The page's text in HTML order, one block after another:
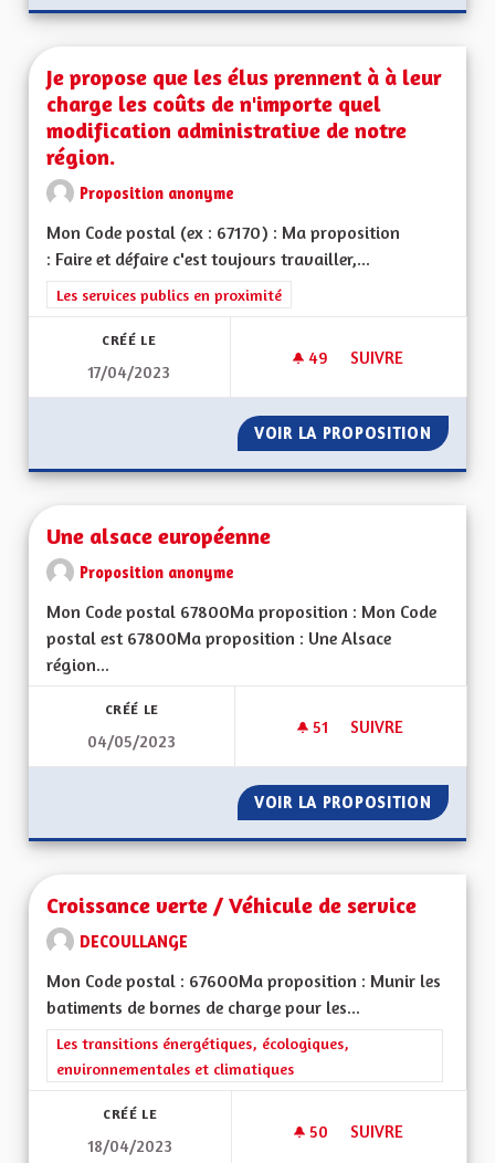
Je propose que les élus prennent à à leur
charge les coûts de n'importe quel
modification administrative de notre
région.
Proposition anonyme
Mon Code postal (ex : 67170) : Ma proposition
: Faire et défaire c'est toujours travailler,...
Filtrer les résultats de la catégorie : Les services publics en
Les services publics en proximité
CRÉÉ LE
17/04/2023
49 49 ABONNÉS
SUIVRE
VOIR LA PROPOSITION JE
Une alsace européenne
Proposition anonyme
Mon Code postal 67800Ma proposition : Mon Code
postal est 67800Ma proposition : Une Alsace
région...
CRÉÉ LE
04/05/2023
51 51 ABONNÉS
SUIVRE
VOIR LA PROPOSITION UNE
Croissance verte / Véhicule de service
DECOULLANGE
Mon Code postal : 67600Ma proposition : Munir les
batiments de bornes de charge pour les...
Filtrer les résultats de la catégorie : Les transitions
Les transitions énergétiques, écologiques,
environnementales et climatiques
CRÉÉ LE
18/04/2023
50 50 ABONNÉS
SUIVRE